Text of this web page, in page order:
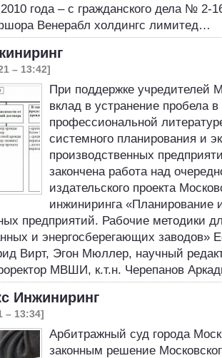
года – с гражданского дела № 2-
Венерабл холдингс лимитед…
– 13:42]
При поддержке учредителей
вклад в устранение пробела
профессиональной
системного планирования и
производственных
закончена работа над
издательского проекта
инжиниринга «Планирование
предприятий. Рабочие методики
и энергосберегающих заводов»
Вирт, Эгон Мюллер, научный
МВШИ, к.т.н. Черепанов
Инжиниринг
– 13:34]
Арбитражный суд города
законным решение